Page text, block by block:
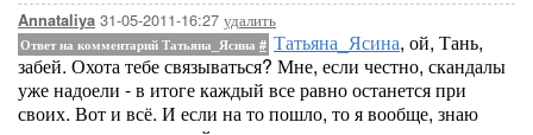
Annataliya 31-05-2011-16:27 удалить
Ответ на комментарий Татьяна_Ясина # Татьяна_Ясина, ой, Тань,
забей. Охота тебе связываться? Мне, если честно, скандалы
уже надоели - в итоге каждый все равно останется при
своих. Вот и всё. И если на то пошло, то я вообще, знаю